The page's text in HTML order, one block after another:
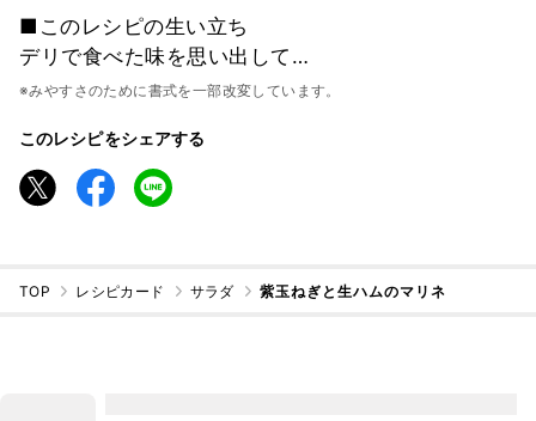
■このレシピの生い立ち
デリで食べた味を思い出して…
※みやすさのために書式を一部改変しています。
このレシピをシェアする
TOP レシピカード サラダ 紫玉ねぎと生ハムのマリネ